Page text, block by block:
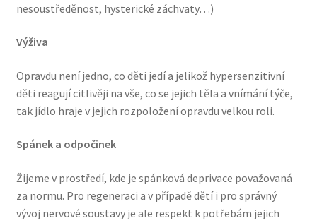
nesoustředěnost, hysterické záchvaty…)
Výživa
Opravdu není jedno, co děti jedí a jelikož hypersenzitivní
děti reagují citlivěji na vše, co se jejich těla a vnímání týče,
tak jídlo hraje v jejich rozpoložení opravdu velkou roli.
Spánek a odpočinek
Žijeme v prostředí, kde je spánková deprivace považovaná
za normu. Pro regeneraci a v případě dětí i pro správný
vývoj nervové soustavy je ale respekt k potřebám jejich